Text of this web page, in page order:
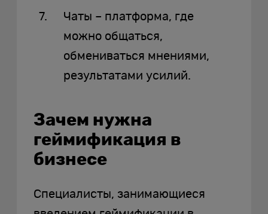
Чаты – платформа, где
можно общаться,
обмениваться мнениями,
результатами усилий.
Зачем нужна
геймификация в
бизнесе
Специалисты, занимающиеся